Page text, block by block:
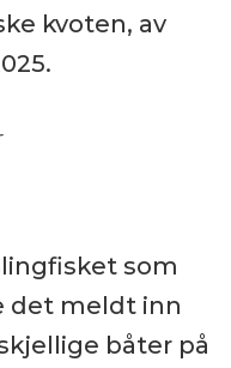
kvoten, av
som
det meldt inn
båter på